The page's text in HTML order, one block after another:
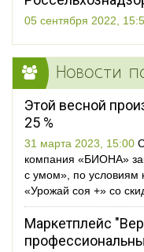
05 сентября 2022,
Новости
Этой весной
25 %
31 марта 2023, 15:00
компания «БИОНА»
с умом», по условиям
«Урожай соя +» со
Маркетплейс